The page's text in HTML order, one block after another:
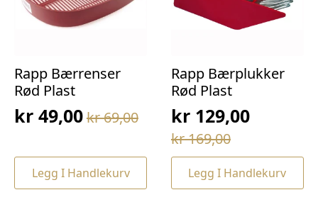
Rapp Bærrenser
Rød Plast
kr69,00
Opprinnelig
var:
kr 69,00.
kr 49,00
Nåværende
er:
kr 49,00.
Legg I Handlekurv
Rapp Bærplukker
Rød Plast
kr169,00
Opprinnelig
pris
var:
kr129,00
Nåværende
pris
er:Legg I Handlekurv